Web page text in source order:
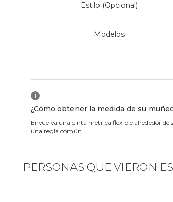
Estilo (Opcional)
Modelos
i
¿Cómo obtener la medida de su
Envuelva una cinta métrica flexible alrededor
una regla común.
PERSONAS QUE VIERON